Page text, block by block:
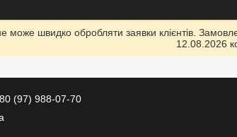
може швидко обробляти заявки клієнтів.
12.08.2026
(97) 988-07-70